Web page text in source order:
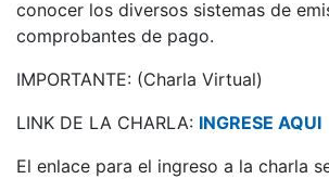
conocer los diversos sistemas de
comprobantes de pago.
IMPORTANTE: (Charla Virtual)
LINK DE LA CHARLA: INGRESE AQUI
El enlace para el ingreso a la charla